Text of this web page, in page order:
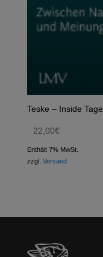
Teske – Inside
22,00€
Enthält 7% MwSt.
zzgl. Versand